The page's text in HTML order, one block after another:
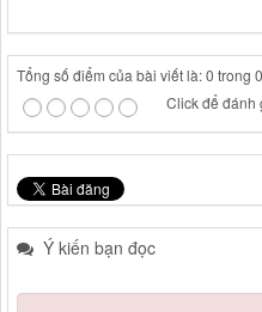
Tổng số điểm của bài viết là: 0 trong
Click để đánh
Ý kiến bạn đọc